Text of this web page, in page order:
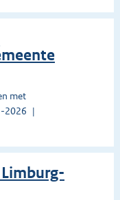
met
2026